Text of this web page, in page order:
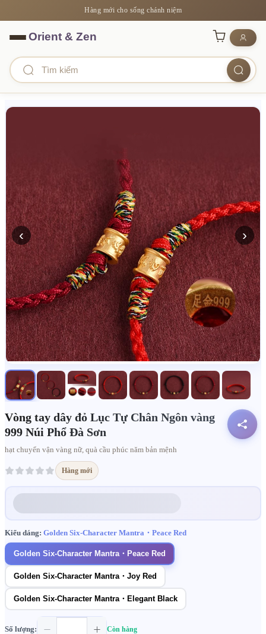
Hàng mới cho sống chánh niệm
‹ ›
Vòng tay dây đỏ Lục Tự Chân Ngôn vàng
999 Núi Phổ Đà Sơn
hạt chuyển vận vàng nữ, quà cầu phúc năm bản mệnh
Hàng mới
Kiểu dáng: Golden Six-Character Mantra・Peace Red
Golden Six-Character Mantra・Peace Red
Golden Six-Character Mantra・Joy Red
Golden Six-Character Mantra・Elegant Black
Số lượng: Còn hàng